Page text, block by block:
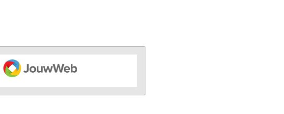
JouwWeb